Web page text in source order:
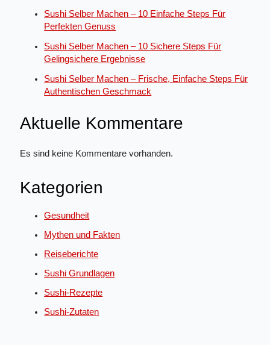
Sushi Selber Machen – 10 Einfache Steps Für
Perfekten Genuss
Sushi Selber Machen – 10 Sichere Steps Für
Gelingsichere Ergebnisse
Sushi Selber Machen – Frische, Einfache Steps Für
Authentischen Geschmack
Aktuelle Kommentare
Es sind keine Kommentare vorhanden.
Kategorien
Gesundheit
Mythen und Fakten
Reiseberichte
Sushi Grundlagen
Sushi-Rezepte
Sushi-Zutaten